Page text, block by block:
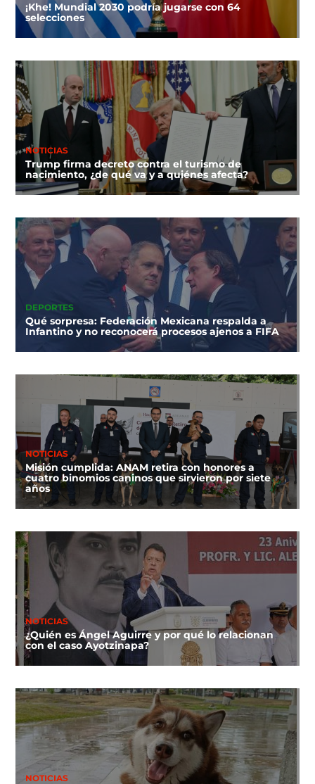
¡Khe! Mundial 2030 podría jugarse con 64
selecciones
NOTICIAS
Trump firma decreto contra el turismo de
nacimiento, ¿de qué va y a quiénes afecta?
DEPORTES
Qué sorpresa: Federación Mexicana respalda a
Infantino y no reconocerá procesos ajenos a FIFA
NOTICIAS
Misión cumplida: ANAM retira con honores a
cuatro binomios caninos que sirvieron por siete
años
NOTICIAS
¿Quién es Ángel Aguirre y por qué lo relacionan
con el caso Ayotzinapa?
NOTICIAS